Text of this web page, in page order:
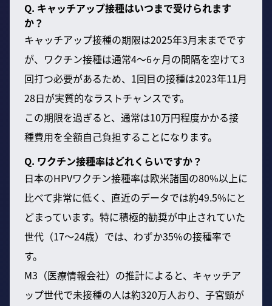
Q. キャッチアップ接種はいつまで受けられます
か？
キャッチアップ接種の期限は2025年3月末までです
が、ワクチン接種は通常4〜6ヶ月の間隔を空けて3
回打つ必要があるため、1回目の接種は2023年11月
28日が実質的なラストチャンスです。
この期限を過ぎると、通常は10万円程度かかる接
種費用を全額自己負担することになります。
Q. ワクチン接種率はどれくらいですか？
日本のHPVワクチン接種率は欧米諸国の80%以上に
比べて非常に低く、直近のデータでは約49.5%にと
どまっています。特に積極的勧奨が中止されていた
世代（17〜24歳）では、わずか35%の接種率で
す。
M3（医療情報会社）の推計によると、キャッチア
ップ世代で未接種の人は約320万人おり、子宮頸が